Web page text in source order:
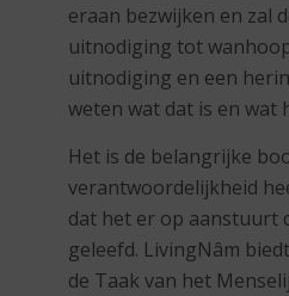
eraan bezwijken en zal
uitnodiging tot
uitnodiging en een
weten wat dat is en wat
Het is de belangrijke
verantwoordelijkheid
dat het er op aanstuurt
geleefd. LivingNâm
de Taak van het